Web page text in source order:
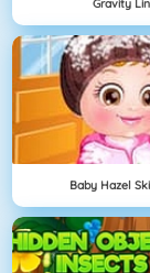
Baby Hazel